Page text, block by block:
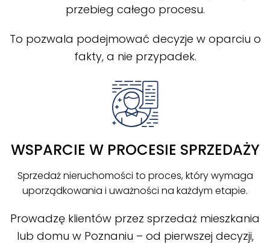
przebieg całego procesu.
To pozwala podejmować decyzje w oparciu o
fakty, a nie przypadek.
WSPARCIE W PROCESIE SPRZEDAŻY
Sprzedaż nieruchomości to proces, który wymaga
uporządkowania i uważności na każdym etapie.
Prowadzę klientów przez sprzedaż mieszkania
lub domu w Poznaniu – od pierwszej decyzji,